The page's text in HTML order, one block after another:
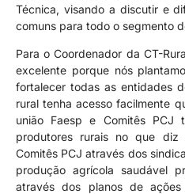
Técnica, visando a discutir e
comuns para todo o segmento
Para o Coordenador da CT-
excelente porque nós
fortalecer todas as entidades
rural tenha acesso facilmente
união Faesp e Comitês
produtores rurais no que diz
Comitês PCJ através dos
produção agrícola saudável
através dos planos de